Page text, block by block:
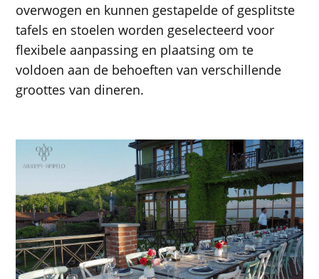
overwogen en kunnen gestapelde of gesplitste
tafels en stoelen worden geselecteerd voor
flexibele aanpassing en plaatsing om te
voldoen aan de behoeften van verschillende
groottes van dineren.